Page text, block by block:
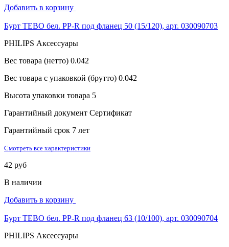
Добавить в корзину
Бурт TEBO бел. PP-R под фланец 50 (15/120), арт. 030090703
PHILIPS Аксессуары
Вес товара (нетто) 0.042
Вес товара с упаковкой (брутто) 0.042
Высота упаковки товара 5
Гарантийный документ Сертификат
Гарантийный срок 7 лет
Смотреть все характеристики
42 руб
В наличии
Добавить в корзину
Бурт TEBO бел. PP-R под фланец 63 (10/100), арт. 030090704
PHILIPS Аксессуары